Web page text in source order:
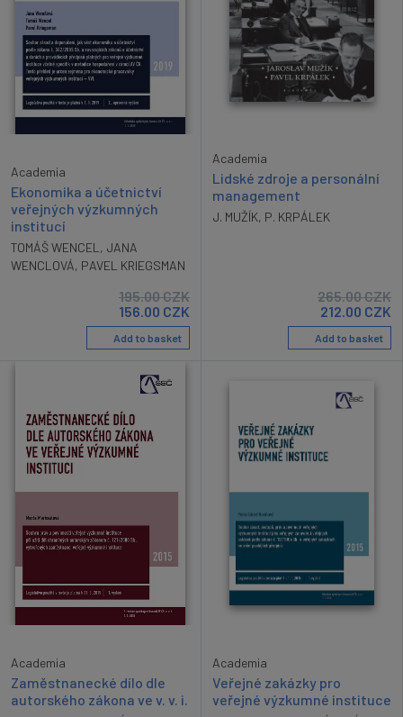
Academia
Ekonomika a účetnictví
veřejných výzkumných
institucí
TOMÁŠ WENCEL , JANA
WENCLOVÁ, PAVEL KRIEGSMAN
195.00CZK
156.00 CZK
Add to basket
Academia
Lidské zdroje a personální
management
J. MUŽÍK, P. KRPÁLEK
265.00CZK
212.00 CZK
Add to basket
Academia
Zaměstnanecké dílo dle
autorského zákona ve v. v. i.
Academia
Veřejné zakázky pro
veřejné výzkumné instituce